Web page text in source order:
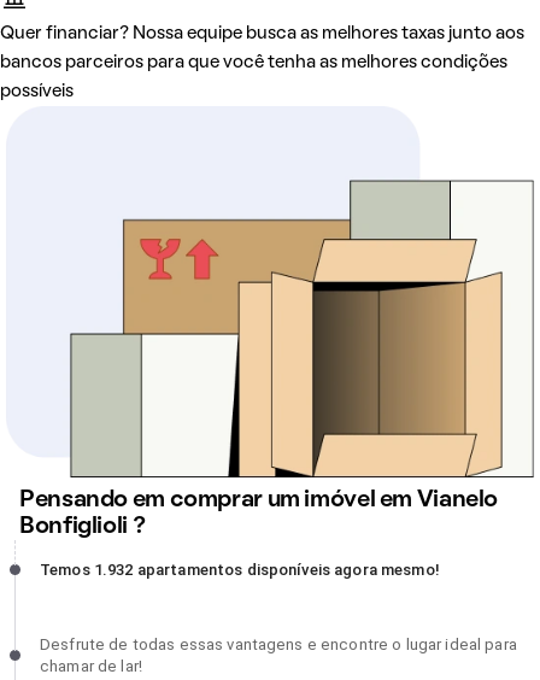
Quer financiar? Nossa equipe busca as melhores taxas junto aos
bancos parceiros para que você tenha as melhores condições
possíveis
Pensando em comprar um imóvel em Vianelo
Bonfiglioli ?
Temos 1.932 apartamentos disponíveis agora mesmo!, incompleto
Temos 1.932 apartamentos disponíveis agora mesmo!
Desfrute de todas essas vantagens e encontre o lugar ideal para
chamar de lar!, incompleto
Desfrute de todas essas vantagens e encontre o lugar ideal para
chamar de lar!